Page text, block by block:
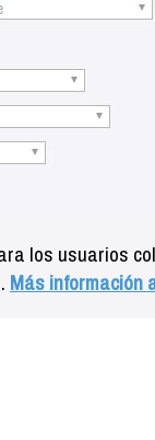
los usuarios
Más información